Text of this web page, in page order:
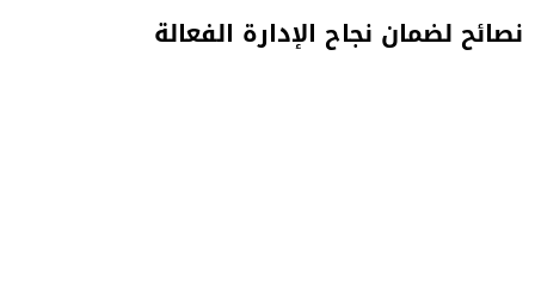
نصائح لضمان نجاح الإدارة الفعالة